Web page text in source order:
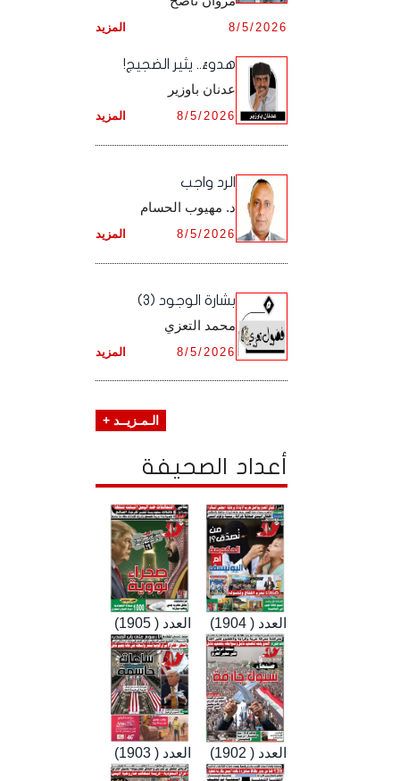
أرشيف شهر ديـسـمـبـر ,
أرشيف شهر نـوفـمـبـر ,
أرشيف شهر ديـسـمـبـر ,
المزيد 8/5/2026
هدوءٌ.. يثير الضجيج!
عدنان باوزير
المزيد 8/5/2026
الرد واجب
د. مهيوب الحسام
المزيد 8/5/2026
بشارة الوجود (3)
محمد التعزي
المزيد 8/5/2026
الـمـزيــد +
أعداد الصحيفة
العدد ( 1905) العدد ( 1904)
العدد ( 1903) العدد ( 1902)